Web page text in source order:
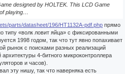
designed by HOLTEK. This LCD Game
playing…
parts/datasheet/196/HT1132A-pdf.php прямо
типу «волк ловит яйца» с фиксированными
1998 годом, так что тут явно попахивает
рынок с поисками разных реализаций
4-битного микроконтроллера
и часов).
эту нишу, так что наверняка есть